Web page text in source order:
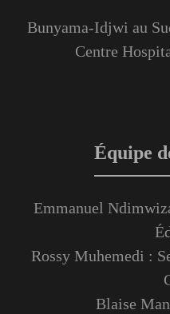
Bunyama-Idjwi au
Centre
Équipe
Emmanuel
Rossy Muhemedi :
Blaise